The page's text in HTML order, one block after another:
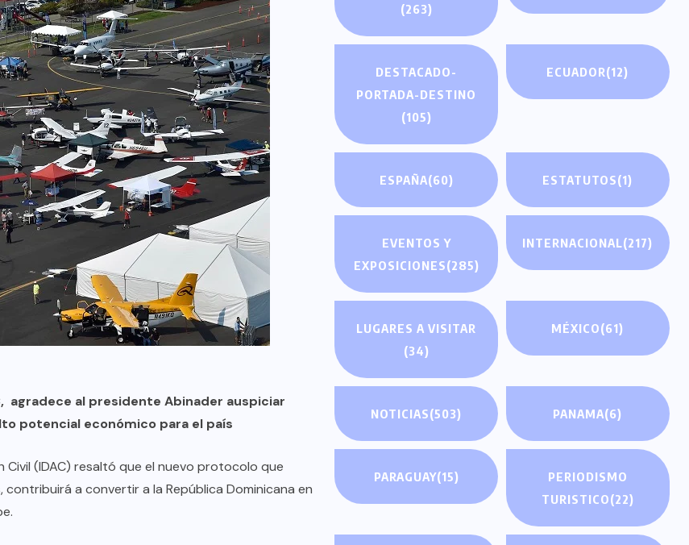
agradece al presidente Abinader auspiciar
potencial económico para el país
Civil (IDAC) resaltó que el nuevo protocolo que
a convertir a la República Dominicana en
(263)
DESTACADO-
PORTADA-DESTINO
(105)
ECUADOR(12)
ESPAÑA(60) ESTATUTOS(1)
EVENTOS Y
EXPOSICIONES(285)
INTERNACIONAL(217)
LUGARES A VISITAR
(34)
MÉXICO(61)
NOTICIAS(503) PANAMA(6)
PARAGUAY(15)
PERIODISMO
TURISTICO(22)